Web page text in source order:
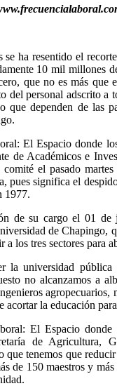
ha resentido el
10 mil millones
que no es más
personal adscrito a
que dependen de las
El Espacio donde
de Académicos e
el pasado
pues significa el
1977.
de su cargo el 01
de Chapingo,
los tres sectores para
la universidad
no alcanzamos a
acortar la educación
El Espacio
de Agricultura,
tenemos que
de 150 maestros y